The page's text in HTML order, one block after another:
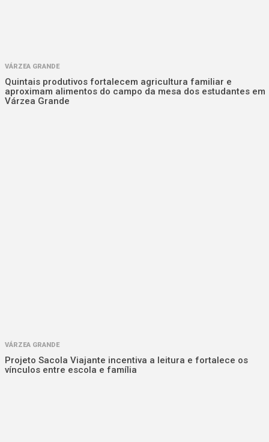
VÁRZEA GRANDE
Quintais produtivos fortalecem agricultura familiar e
aproximam alimentos do campo da mesa dos estudantes em
Várzea Grande
VÁRZEA GRANDE
Projeto Sacola Viajante incentiva a leitura e fortalece os
vínculos entre escola e família